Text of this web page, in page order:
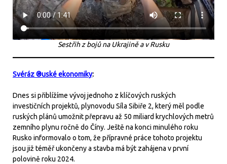
Sestřih z bojů na Ukrajině a v Rusku
Svéráz ®uské ekonomiky:
Dnes si přiblížíme vývoj jednoho z klíčových ruských
investičních projektů, plynovodu Síla Sibiře 2, který měl podle
ruských plánů umožnit přepravu až 50 miliard krychlových metrů
zemního plynu ročně do Číny. Ještě na konci minulého roku
Rusko informovalo o tom, že přípravné práce tohoto projektu
jsou již téměř ukončeny a stavba má být zahájena v první
polovině roku 2024.